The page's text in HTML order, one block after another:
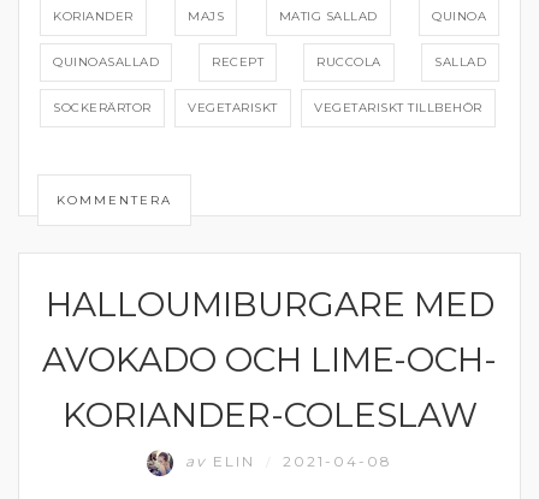
KORIANDER MAJS MATIG SALLAD QUINOA
QUINOASALLAD RECEPT RUCCOLA SALLAD
SOCKERÄRTOR VEGETARISKT VEGETARISKT TILLBEHÖR
KOMMENTERA
HAMBURGARE
HALLOUMIBURGARE MED
AVOKADO OCH LIME-OCH-
KORIANDER-COLESLAW
av ELIN 2021-04-08